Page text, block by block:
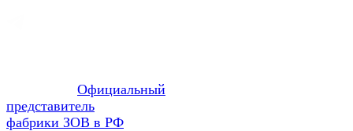
Официальный
представитель
фабрики ЗОВ в РФ